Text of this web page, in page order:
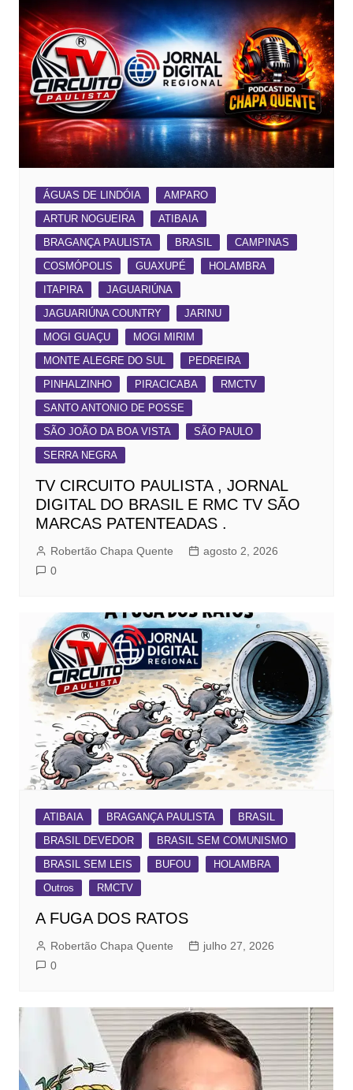
ÁGUAS DE LINDÓIA
AMPARO
ARTUR NOGUEIRA
ATIBAIA
BRAGANÇA PAULISTA
BRASIL
CAMPINAS
COSMÓPOLIS
GUAXUPÉ
HOLAMBRA
ITAPIRA
JAGUARIÚNA
JAGUARIÚNA COUNTRY
JARINU
MOGI GUAÇU
MOGI MIRIM
MONTE ALEGRE DO SUL
PEDREIRA
PINHALZINHO
PIRACICABA
RMCTV
SANTO ANTONIO DE POSSE
SÃO JOÃO DA BOA VISTA
SÃO PAULO
SERRA NEGRA
TV CIRCUITO PAULISTA , JORNAL
DIGITAL DO BRASIL E RMC TV SÃO
MARCAS PATENTEADAS .
Robertão Chapa Quente
agosto 2, 2026
0
ATIBAIA BRAGANÇA PAULISTA
BRASIL
BRASIL DEVEDOR
BRASIL SEM COMUNISMO
BRASIL SEM LEIS
BUFOU
HOLAMBRA
Outros
RMCTV
A FUGA DOS RATOS
Robertão Chapa Quente
julho 27, 2026
0